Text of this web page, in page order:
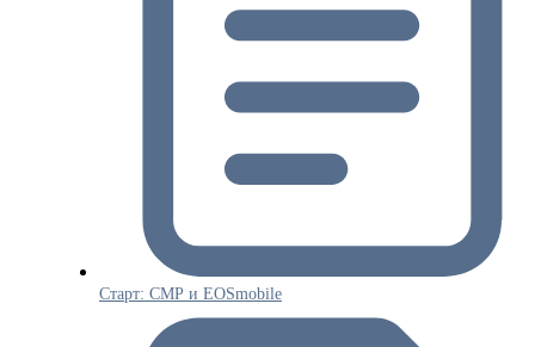
Старт: СМР и EOSmobile